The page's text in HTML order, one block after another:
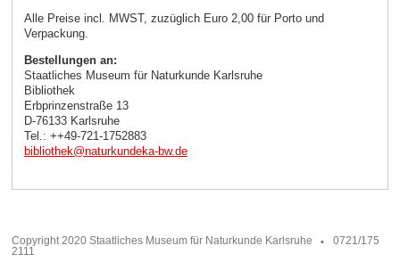
Alle Preise incl. MWST, zuzüglich Euro 2,00 für Porto und
Verpackung.
Bestellungen an:
Staatliches Museum für Naturkunde Karlsruhe
Bibliothek
Erbprinzenstraße 13
D-76133 Karlsruhe
Tel.: ++49-721-1752883
bibliothek@naturkundeka-bw.de
Copyright 2020 Staatliches Museum für Naturkunde Karlsruhe
0721/175
2111